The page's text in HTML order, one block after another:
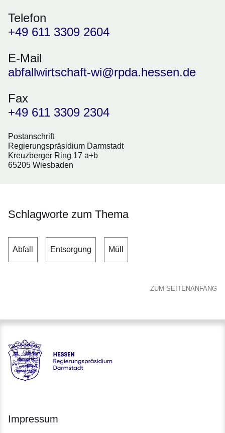
Telefon
+49 611 3309 2604
E-Mail
abfallwirtschaft-wi@rpda.hessen.de
Fax
+49 611 3309 2304
Postanschrift
Regierungspräsidium Darmstadt
Kreuzberger Ring 17 a+b
65205 Wiesbaden
Schlagworte zum Thema
Abfall Entsorgung Müll
ZUM SEITENANFANG
Hessen - Regierungspräsidium Darmstadt
Impressum